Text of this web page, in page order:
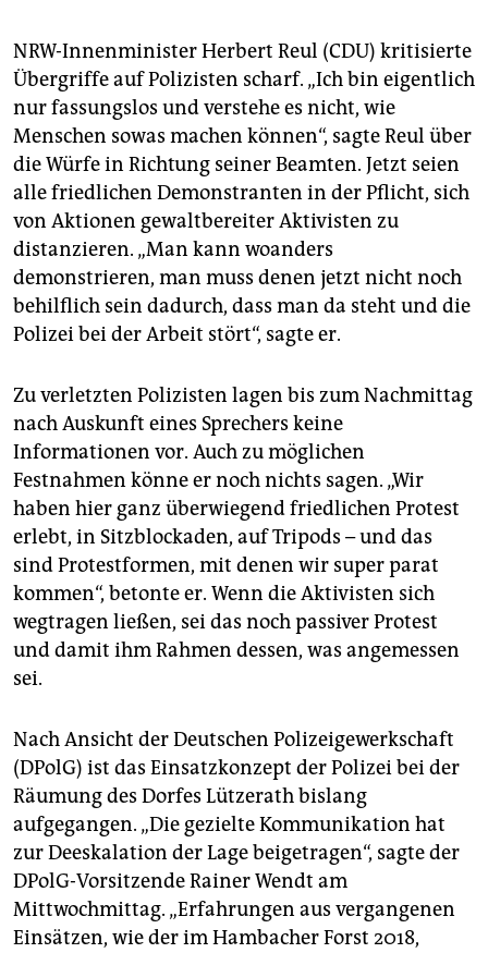
NRW-Innenminister Herbert Reul (CDU) kritisierte
Übergriffe auf Polizisten scharf. „Ich bin eigentlich
nur fassungslos und verstehe es nicht, wie
Menschen sowas machen können“, sagte Reul über
die Würfe in Richtung seiner Beamten. Jetzt seien
alle friedlichen Demonstranten in der Pflicht, sich
von Aktionen gewaltbereiter Aktivisten zu
distanzieren. „Man kann woanders
demonstrieren, man muss denen jetzt nicht noch
behilflich sein dadurch, dass man da steht und die
Polizei bei der Arbeit stört“, sagte er.
Zu verletzten Polizisten lagen bis zum Nachmittag
nach Auskunft eines Sprechers keine
Informationen vor. Auch zu möglichen
Festnahmen könne er noch nichts sagen. „Wir
haben hier ganz überwiegend friedlichen Protest
erlebt, in Sitzblockaden, auf Tripods – und das
sind Protestformen, mit denen wir super parat
kommen“, betonte er. Wenn die Aktivisten sich
wegtragen ließen, sei das noch passiver Protest
und damit ihm Rahmen dessen, was angemessen
sei.
Nach Ansicht der Deutschen Polizeigewerkschaft
(DPolG) ist das Einsatzkonzept der Polizei bei der
Räumung des Dorfes Lützerath bislang
aufgegangen. „Die gezielte Kommunikation hat
zur Deeskalation der Lage beigetragen“, sagte der
DPolG-Vorsitzende Rainer Wendt am
Mittwochmittag. „Erfahrungen aus vergangenen
Einsätzen, wie der im Hambacher Forst 2018,